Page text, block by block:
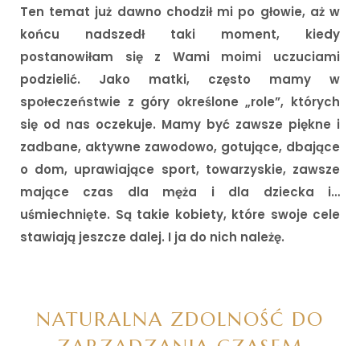
Ten temat już dawno chodził mi po głowie, aż w
końcu nadszedł taki moment, kiedy
postanowiłam się z Wami moimi uczuciami
podzielić. Jako matki, często mamy w
społeczeństwie z góry określone „role”, których
się od nas oczekuje. Mamy być zawsze piękne i
zadbane, aktywne zawodowo, gotujące, dbające
o dom, uprawiające sport, towarzyskie, zawsze
mające czas dla męża i dla dziecka i…
uśmiechnięte. Są takie kobiety, które swoje cele
stawiają jeszcze dalej. I ja do nich należę.
NATURALNA ZDOLNOŚĆ DO